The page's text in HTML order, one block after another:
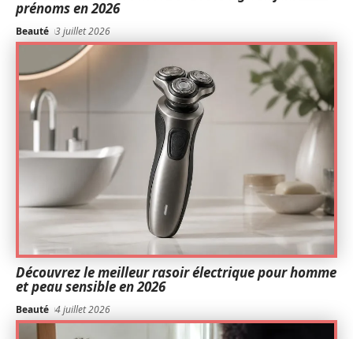
prénoms en 2026
Beauté 3 juillet 2026
Découvrez le meilleur rasoir électrique pour homme
et peau sensible en 2026
Beauté 4 juillet 2026